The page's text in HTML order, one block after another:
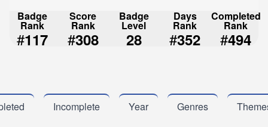
Badge
Rank
#117
Score
Rank
#308
Badge
Level
28
Days
Rank
#352
Completed
Rank
#494
Incomplete Year Genres